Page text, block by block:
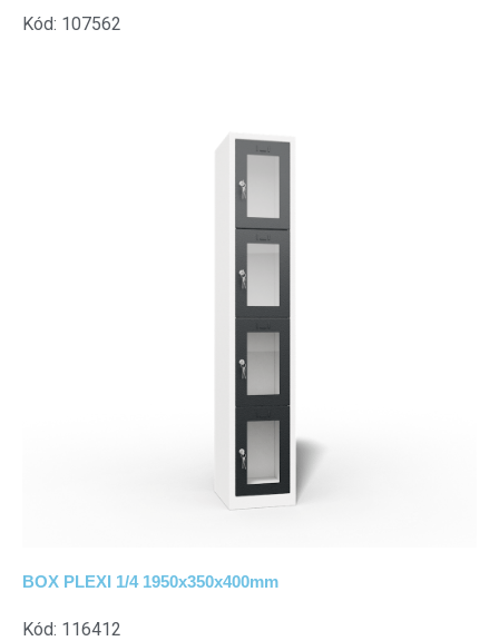
Kód: 107562
BOX PLEXI 1/4 1950x350x400mm
Kód: 116412